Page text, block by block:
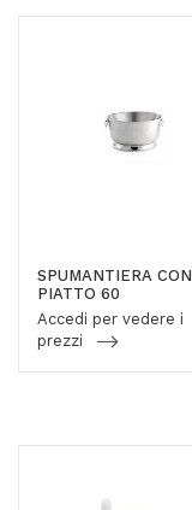
SPUMANTIERA CON
PIATTO 60
Accedi per vedere i
prezzi